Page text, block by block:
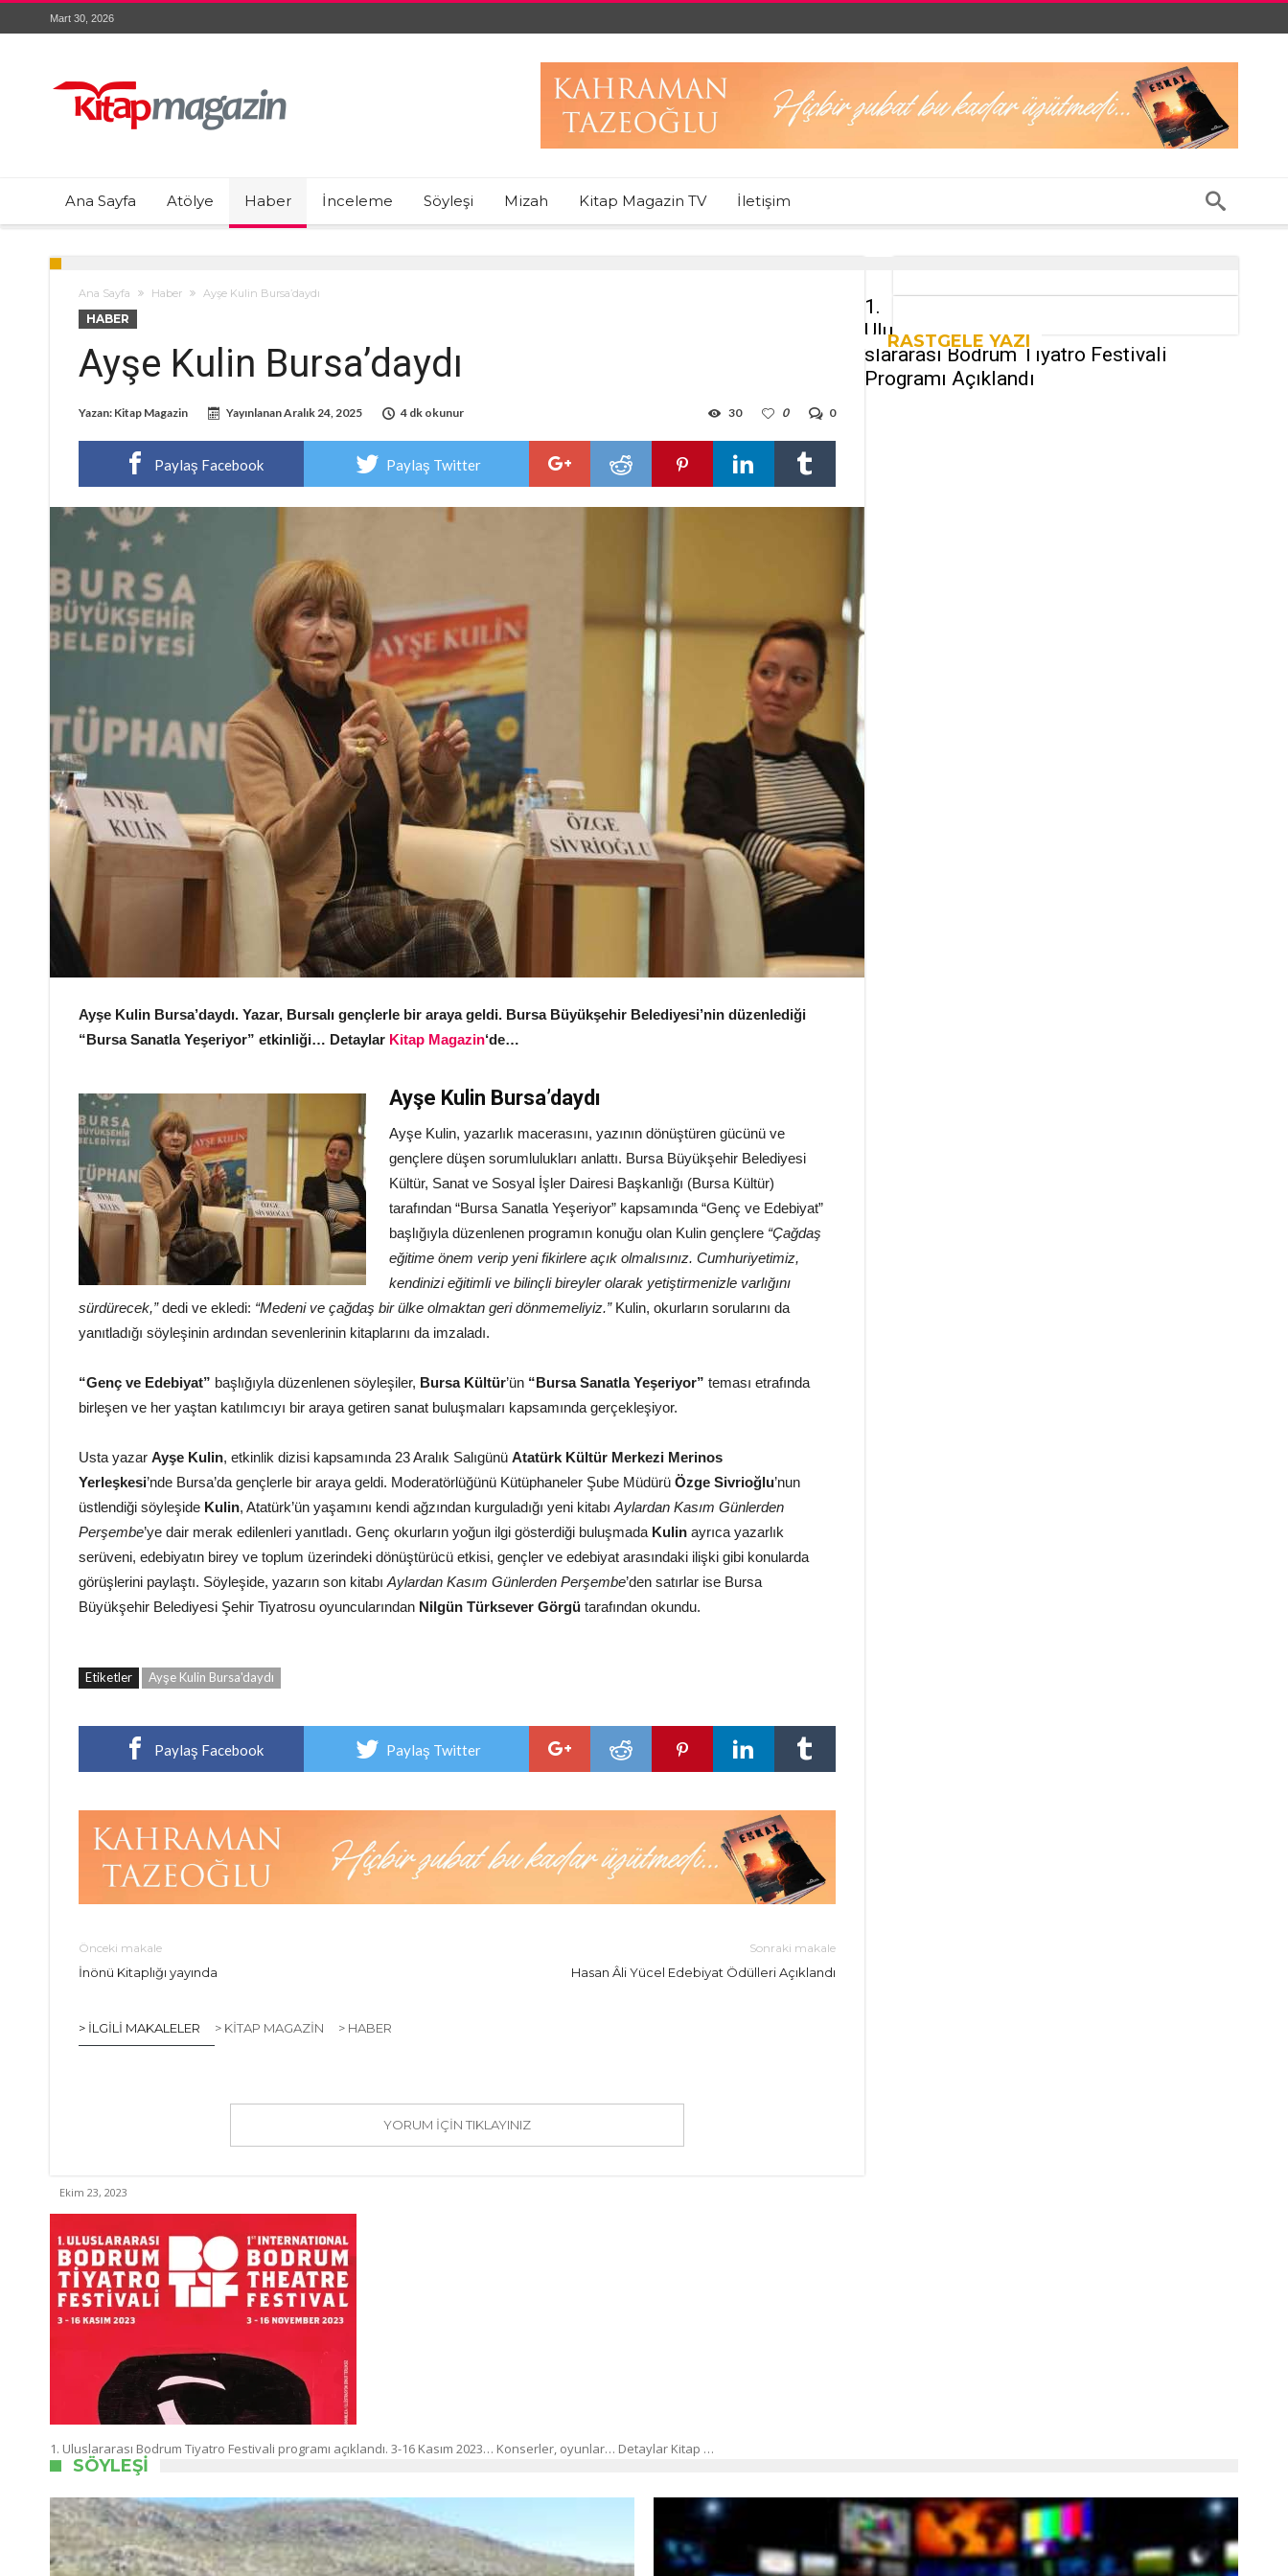
Mart 30, 2026
Ana Sayfa Atölye Haber İnceleme Söyleşi Mizah Kitap Magazin TV İletişim
Ana Sayfa Haber Ayşe Kulin Bursa’daydı
HABER
Ayşe Kulin Bursa’daydı
Yazan: Kitap Magazin YayınlananAralık 24, 2025 4 dk okunur 0
0
30
Paylaş Facebook Paylaş Twitter
Ayşe Kulin Bursa’daydı. Yazar, Bursalı gençlerle bir araya geldi. Bursa Büyükşehir Belediyesi’nin düzenlediği
“Bursa Sanatla Yeşeriyor” etkinliği… Detaylar Kitap Magazin‘de…
Ayşe Kulin Bursa’daydı
Ayşe Kulin, yazarlık macerasını, yazının dönüştüren gücünü ve
gençlere düşen sorumlulukları anlattı. Bursa Büyükşehir Belediyesi
Kültür, Sanat ve Sosyal İşler Dairesi Başkanlığı (Bursa Kültür)
tarafından “Bursa Sanatla Yeşeriyor” kapsamında “Genç ve Edebiyat”
başlığıyla düzenlenen programın konuğu olan Kulin gençlere “Çağdaş
eğitime önem verip yeni fikirlere açık olmalısınız. Cumhuriyetimiz,
kendinizi eğitimli ve bilinçli bireyler olarak yetiştirmenizle varlığını
sürdürecek,”dedi ve ekledi: “Medeni ve çağdaş bir ülke olmaktan geri dönmemeliyiz.” Kulin, okurların sorularını da
yanıtladığı söyleşinin ardından sevenlerinin kitaplarını da imzaladı.
“Genç ve Edebiyat” başlığıyla düzenlenen söyleşiler, Bursa Kültür’ün “Bursa Sanatla Yeşeriyor” teması etrafında
birleşen ve her yaştan katılımcıyı bir araya getiren sanat buluşmaları kapsamında gerçekleşiyor.
Usta yazar Ayşe Kulin, etkinlik dizisi kapsamında 23 Aralık Salıgünü Atatürk Kültür Merkezi Merinos
Yerleşkesi’nde Bursa’da gençlerle bir araya geldi. Moderatörlüğünü Kütüphaneler Şube Müdürü Özge Sivrioğlu’nun
üstlendiği söyleşide Kulin, Atatürk’ün yaşamını kendi ağzından kurguladığı yeni kitabı Aylardan Kasım Günlerden
Perşembe’ye dair merak edilenleri yanıtladı. Genç okurların yoğun ilgi gösterdiği buluşmada Kulin ayrıca yazarlık
serüveni, edebiyatın birey ve toplum üzerindeki dönüştürücü etkisi, gençler ve edebiyat arasındaki ilişki gibi konularda
görüşlerini paylaştı. Söyleşide, yazarın son kitabı Aylardan Kasım Günlerden Perşembe’den satırlar ise Bursa
Büyükşehir Belediyesi Şehir Tiyatrosu oyuncularından Nilgün Türksever Görgü tarafından okundu.
Etiketler Ayşe Kulin Bursa'daydı
Paylaş Facebook Paylaş Twitter
Önceki makale
İnönü Kitaplığı yayında
Sonraki makale
Hasan Âli Yücel Edebiyat Ödülleri Açıklandı
> İLGILI MAKALELER > KITAP MAGAZIN > HABER
YORUM IÇIN TIKLAYINIZ
RASTGELE YAZI
1.
Ulu
slararası Bodrum Tiyatro Festivali
Programı Açıklandı
Ekim 23, 2023
1. Uluslararası Bodrum Tiyatro Festivali programı açıklandı. 3-16 Kasım 2023… Konserler, oyunlar… Detaylar Kitap …
SÖYLEŞI